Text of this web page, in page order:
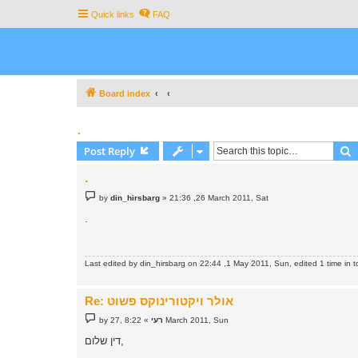
Quick links FAQ
Board index
.
Post Reply
.
P
o
bydin_hirsbarg »21:36 ,26 March 2011, Sat
.
Last edited by din_hirsbarg on 22:44 ,1 May 2011, Sun, edited 1 time in
Re: אולר ויקטורינוקס פשוט
P
o
t
by רעי» 8:22 ,27 March 2011, Sun